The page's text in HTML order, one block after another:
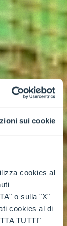
sui cookie
cookies al
o sulla "X"
cookies al di
TUTTI"